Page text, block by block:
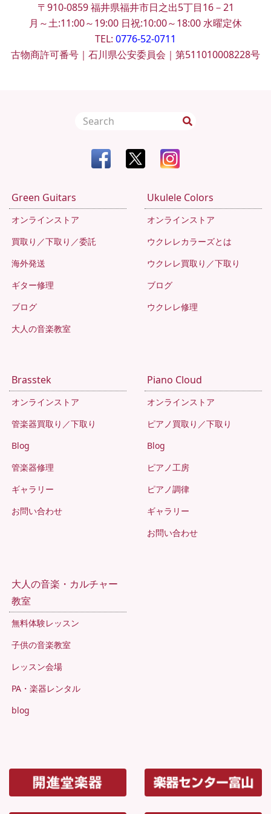
〒910-0859 福井県福井市日之出5丁目16－21
月～土:11:00～19:00 日祝:10:00～18:00水曜定休
TEL: 0776-52-0711
古物商許可番号｜石川県公安委員会｜第511010008228号
Green Guitars
オンラインストア
買取り／下取り／委託
海外発送
ギター修理
ブログ
大人の音楽教室
Ukulele Colors
オンラインストア
ウクレレカラーズとは
ウクレレ買取り／下取り
ブログ
ウクレレ修理
Brasstek
オンラインストア
管楽器買取り／下取り
Blog
管楽器修理
ギャラリー
お問い合わせ
Piano Cloud
オンラインストア
ピアノ買取り／下取り
Blog
ピアノ工房
ピアノ調律
ギャラリー
お問い合わせ
大人の音楽・カルチャー
教室
無料体験レッスン
子供の音楽教室
レッスン会場
PA・楽器レンタル
blog